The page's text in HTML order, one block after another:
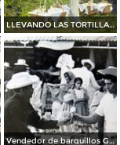
LLEVANDO LAS TORTILLAS TIPOS MEXICANOS
Vendedor de barquillos Guadalajara Jalisco